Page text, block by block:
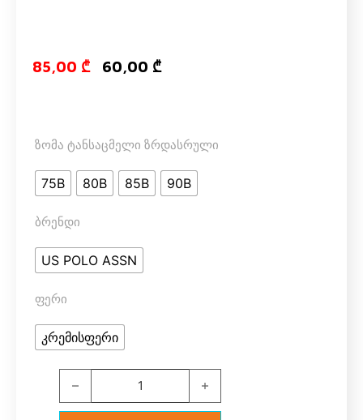
85,00 ₾ Original price
60,00 ₾Current
ზომა ტანსაცმელი ზრდასრული
75B 80B 85B 90B
ბრენდი
US POLO ASSN
ფერი
კრემისფერი
U.S. Polo Assn. 66147 ქალის ბიუსტჰალტერი